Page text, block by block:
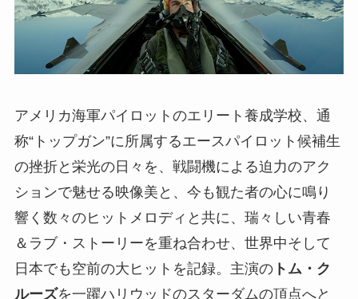
アメリカ海軍パイロットのエリート養成学校、通
称“トップガン”に所属するエースパイロット候補生
の挫折と栄光の日々を、戦闘機による迫力のアク
ションで魅せる映像美と、今も観た者の心に鳴り
響く数々のヒットメロディと共に、瑞々しい青春
＆ラブ・ストーリーを重ね合わせ、世界中そして
日本でも空前の大ヒットを記録。主演のトム・ク
ルーズを一躍ハリウッドのスターダムの頂点へと